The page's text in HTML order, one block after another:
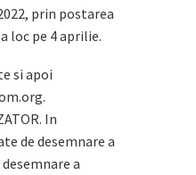
prin postarea
loc pe 4 aprilie.
si apoi
In
de desemnare a
a